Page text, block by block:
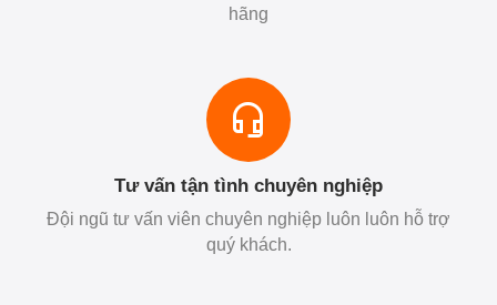
hãng
Tư vấn tận tình chuyên nghiệp
Đội ngũ tư vấn viên chuyên nghiệp luôn luôn hỗ trợ
quý khách.